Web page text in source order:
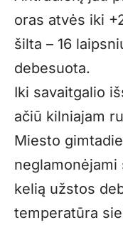
oras atvės iki
šilta – 16
debesuota.
Iki savaitgalio
ačiū kilniajam
Miesto
kelią užstos
temperatūra